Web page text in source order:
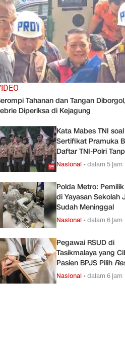
Tahanan dan Tangan Diborgol,
Diperiksa di Kejagung
Kata Mabes TNI soal
Sertifikat Pramuka
Daftar TNI-Polri
Nasional •dalam 5 jam
Polda Metro:
di Yayasan Sekolah
Sudah Meninggal
Nasional •dalam 6 jam
Pegawai RSUD di
Tasikmalaya yang
Pasien BPJS Pilih
Nasional •dalam 6 jam